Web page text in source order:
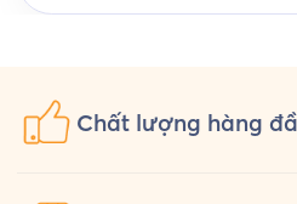
Chất lượng hàng